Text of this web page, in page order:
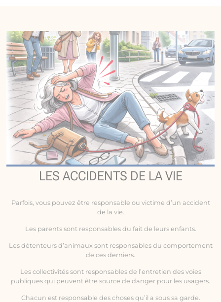
LES ACCIDENTS DE LA VIE
Parfois, vous pouvez être responsable ou victime d’un accident
de la vie
Les parents sont responsables du fait de leurs enfants.
Les détenteurs d’animaux sont responsables du comportement
de ces derniers.
Les collectivités sont responsables de l’entretien des voies
publiques qui peuvent être source de danger pour les usagers.
Chacun est responsable des choses qu’il a sous sa garde.